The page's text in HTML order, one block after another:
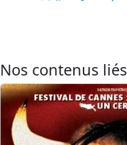
Nos contenus liés